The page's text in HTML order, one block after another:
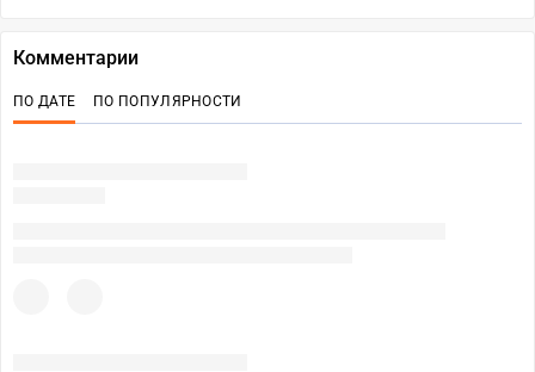
Комментарии
ПО ДАТЕ ПО ПОПУЛЯРНОСТИ